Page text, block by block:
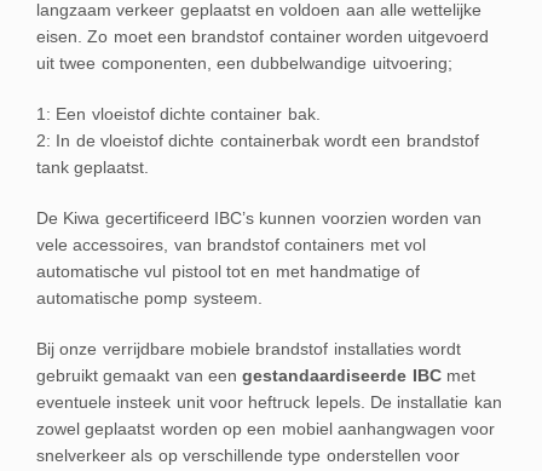
langzaam verkeer geplaatst en voldoen aan alle wettelijke
eisen. Zo moet een brandstof container worden uitgevoerd
uit twee componenten, een dubbelwandige uitvoering;
1: Een vloeistof dichte container bak.
2: In de vloeistof dichte containerbak wordt een brandstof
tank geplaatst.
De Kiwa gecertificeerd IBC’s kunnen voorzien worden van
vele accessoires, van brandstof containers met vol
automatische vul pistool tot en met handmatige of
automatische pomp systeem.
Bij onze verrijdbare mobiele brandstof installaties wordt
gebruikt gemaakt van eengestandaardiseerde IBCmet
eventuele insteek unit voor heftruck lepels. De installatie kan
zowel geplaatst worden op een mobiel aanhangwagen voor
snelverkeer als op verschillende type onderstellen voor